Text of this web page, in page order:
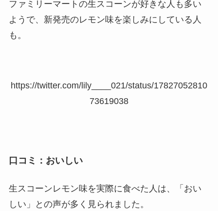
ファミリーマートの生スコーンが好きな人も多い
ようで、新発売のレモン味を楽しみにしている人
も。
https://twitter.com/lily____021/status/17827052810
73619038
口コミ：おいしい
生スコーンレモン味を実際に食べた人は、「おい
しい」との声が多く見られました。